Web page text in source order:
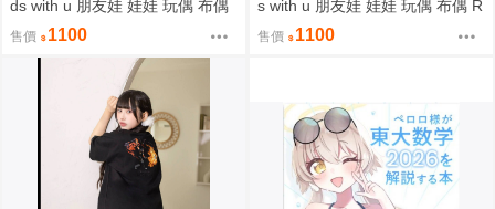
ds with u 朋友娃 娃娃 玩偶 布偶
癒月ちょこ
售價 1100
s with u 朋友娃 娃娃 玩偶 布偶 R
oboco ロボ子
售價 1100